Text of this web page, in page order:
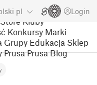
pl Login
Store Kluby
Konkursy Marki
Grupy Edukacja Sklep
Prusa Prusa Blog